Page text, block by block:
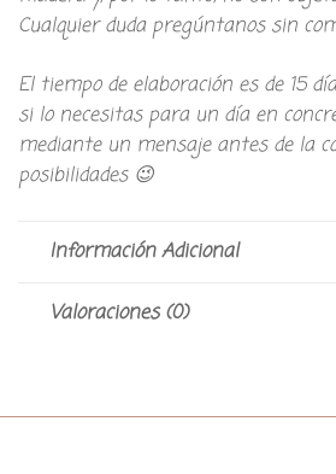
Cualquier duda pregúntanos sin
El tiempo de elaboración es de 15
si lo necesitas para un día en
mediante un mensaje antes de la
posibilidades 😉
Información Adicional
Valoraciones (0)